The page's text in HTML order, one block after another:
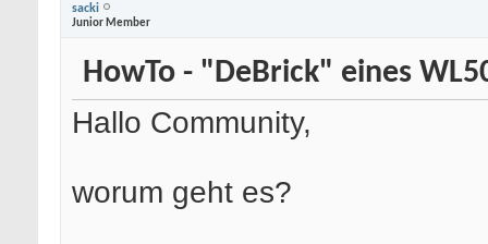
sacki
Junior Member
HowTo - "DeBrick" eines
Hallo Community,
worum geht es?